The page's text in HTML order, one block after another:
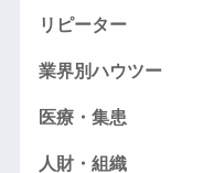
リピーター
業界別ハウツー
医療・集患
人財・組織